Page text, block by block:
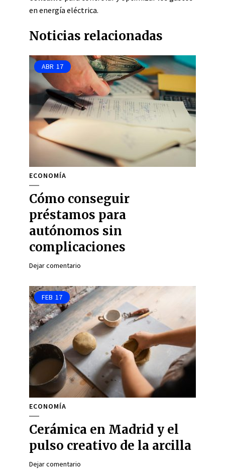
en energía eléctrica.
Noticias relacionadas
ABR 17
ECONOMÍA
Cómo conseguir
préstamos para
autónomos sin
complicaciones
Dejar comentario
FEB 17
ECONOMÍA
Cerámica en Madrid y el
pulso creativo de la arcilla
Dejar comentario